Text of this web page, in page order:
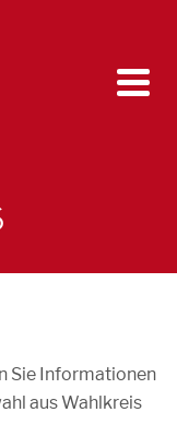
Sie Informationen
aus Wahlkreis